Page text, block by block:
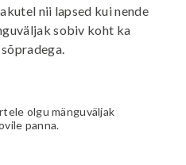
nii lapsed kui nende
sobiv koht ka
olgu mänguväljak
panna.